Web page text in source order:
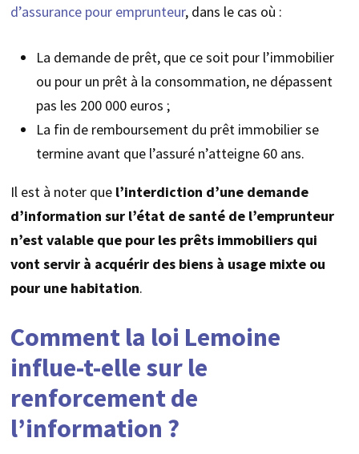
d’assurance pour emprunteur, dans le cas où :
La demande de prêt, que ce soit pour l’immobilier
ou pour un prêt à la consommation, ne dépassent
pas les 200 000 euros ;
La fin de remboursement du prêt immobilier se
termine avant que l’assuré n’atteigne 60 ans.
Il est à noter quel’interdiction d’une demande
d’information sur l’état de santé de l’emprunteur
n’est valable que pour les prêts immobiliers qui
vont servir à acquérir des biens à usage mixte ou
pour une habitation.
Comment la loi Lemoine
influe-t-elle sur le
renforcement de
l’information ?